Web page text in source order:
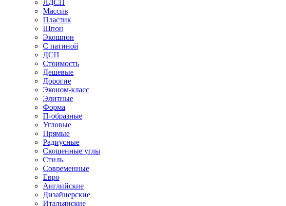
ЛДСП
Массив
Пластик
Шпон
Экошпон
С патиной
ДСП
Стоимость
Дешевые
Дорогие
Эконом-класс
Элитные
Форма
П-образные
Угловые
Прямые
Радиусные
Скошенные углы
Стиль
Современные
Евро
Английские
Дизайнерские
Итальянские